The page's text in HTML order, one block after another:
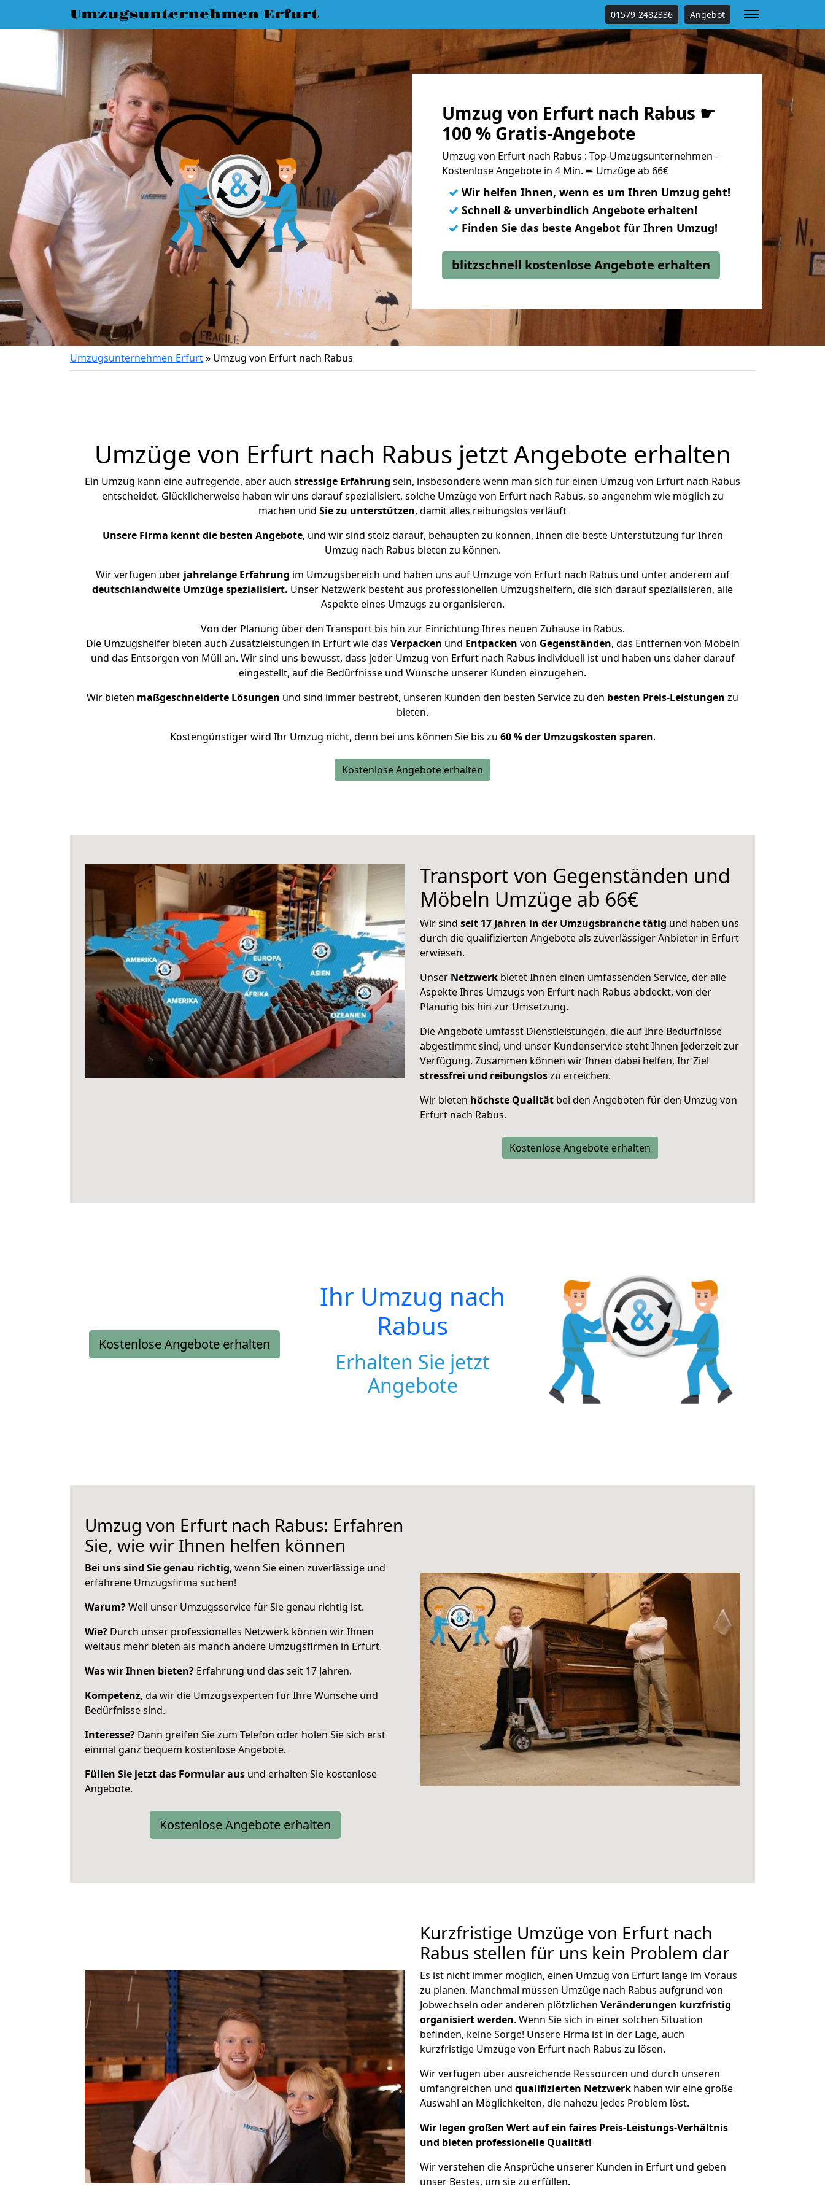
Umzugsunternehmen Erfurt 01579-2482336 Angebot
Umzug von Erfurt nach Rabus ☛
100 % Gratis-Angebote
Umzug von Erfurt nach Rabus : Top-Umzugsunternehmen -
Kostenlose Angebote in 4 Min. ➨ Umzüge ab 66€
✓ Wir helfen Ihnen, wenn es um Ihren Umzug geht!
✓ Schnell & unverbindlich Angebote erhalten!
✓ Finden Sie das beste Angebot für Ihren Umzug!
blitzschnell kostenlose Angebote erhalten
Umzugsunternehmen Erfurt» Umzug von Erfurt nach Rabus
Umzüge von Erfurt nach Rabus jetzt Angebote erhalten
Ein Umzug kann eine aufregende, aber auch stressige Erfahrung sein, insbesondere wenn man sich für einen Umzug von Erfurt nach Rabus
entscheidet. Glücklicherweise haben wir uns darauf spezialisiert, solche Umzüge von Erfurt nach Rabus, so angenehm wie möglich zu
machen und Sie zu unterstützen, damit alles reibungslos verläuft
Unsere Firma kennt die besten Angebote, und wir sind stolz darauf, behaupten zu können, Ihnen die beste Unterstützung für Ihren
Umzug nach Rabus bieten zu können.
Wir verfügen überjahrelange Erfahrung im Umzugsbereich und haben uns auf Umzüge von Erfurt nach Rabus und unter anderem auf
deutschlandweite Umzüge spezialisiert. Unser Netzwerk besteht aus professionellen Umzugshelfern, die sich darauf spezialisieren, alle
Aspekte eines Umzugs zu organisieren.
Von der Planung über den Transport bis hin zur Einrichtung Ihres neuen Zuhause in Rabus.
Die Umzugshelfer bieten auch Zusatzleistungen in Erfurt wie das Verpacken und Entpacken von Gegenständen, das Entfernen von Möbeln
und das Entsorgen von Müll an. Wir sind uns bewusst, dass jeder Umzug von Erfurt nach Rabus individuell ist und haben uns daher darauf
eingestellt, auf die Bedürfnisse und Wünsche unserer Kunden einzugehen.
Wir bieten maßgeschneiderte Lösungen und sind immer bestrebt, unseren Kunden den besten Service zu den besten Preis-Leistungen zu
bieten.
Kostengünstiger wird Ihr Umzug nicht, denn bei uns können Sie bis zu 60 % der Umzugskosten sparen.
Kostenlose Angebote erhalten
Transport von Gegenständen und
Möbeln Umzüge ab 66€
Wir sind seit 17 Jahren in der Umzugsbranche tätig und haben uns
durch die qualifizierten Angebote als zuverlässiger Anbieter in Erfurt
erwiesen.
Unser Netzwerk bietet Ihnen einen umfassenden Service, der alle
Aspekte Ihres Umzugs von Erfurt nach Rabus abdeckt, von der
Planung bis hin zur Umsetzung.
Die Angebote umfasst Dienstleistungen, die auf Ihre Bedürfnisse
abgestimmt sind, und unser Kundenservice steht Ihnen jederzeit zur
Verfügung. Zusammen können wir Ihnen dabei helfen, Ihr Ziel
stressfrei und reibungsloszu erreichen.
Wir bieten höchste Qualität bei den Angeboten für den Umzug von
Erfurt nach Rabus.
Kostenlose Angebote erhalten
Kostenlose Angebote erhalten
Ihr Umzug nach
Rabus
Erhalten Sie jetzt
Angebote
Umzug von Erfurt nach Rabus: Erfahren
Sie, wie wir Ihnen helfen können
Bei uns sind Sie genau richtig, wenn Sie einen zuverlässige und
erfahrene Umzugsfirma suchen!
Warum?Weil unser Umzugsservice für Sie genau richtig ist.
Wie? Durch unser professionelles Netzwerk können wir Ihnen
weitaus mehr bieten als manch andere Umzugsfirmen in Erfurt.
Was wir Ihnen bieten? Erfahrung und das seit 17 Jahren.
Kompetenz, da wir die Umzugsexperten für Ihre Wünsche und
Bedürfnisse sind.
Interesse? Dann greifen Sie zum Telefon oder holen Sie sich erst
einmal ganz bequem kostenlose Angebote.
Füllen Sie jetzt das Formular aus und erhalten Sie kostenlose
Angebote.
Kostenlose Angebote erhalten
Kurzfristige Umzüge von Erfurt nach
Rabus stellen für uns kein Problem dar
Es ist nicht immer möglich, einen Umzug von Erfurt lange im Voraus
zu planen. Manchmal müssen Umzüge nach Rabus aufgrund von
Jobwechseln oder anderen plötzlichen Veränderungen kurzfristig
organisiert werden. Wenn Sie sich in einer solchen Situation
befinden, keine Sorge! Unsere Firma ist in der Lage, auch
kurzfristige Umzüge von Erfurt nach Rabus zu lösen.
Wir verfügen über ausreichende Ressourcen und durch unseren
umfangreichen und qualifizierten Netzwerk haben wir eine große
Auswahl an Möglichkeiten, die nahezu jedes Problem löst.
Wir legen großen Wert auf ein faires Preis-Leistungs-Verhältnis
und bieten professionelle Qualität!
Wir verstehen die Ansprüche unserer Kunden in Erfurt und geben
unser Bestes, um sie zu erfüllen.